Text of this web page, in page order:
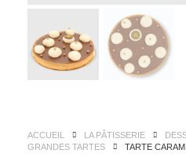
ACCUEIL LA PÂTISSERIE
GRANDES TARTES
TARTE